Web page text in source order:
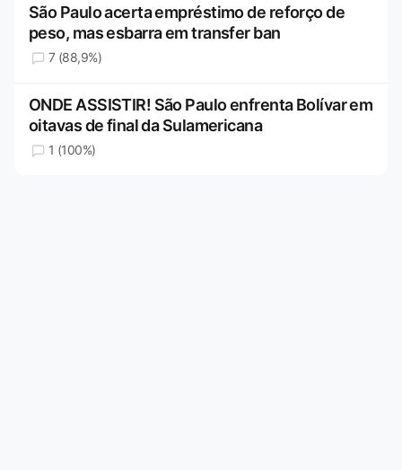
São Paulo acerta empréstimo de reforço de
peso, mas esbarra em transfer ban
7 (88,9%)
ONDE ASSISTIR! São Paulo enfrenta Bolívar em
oitavas de final da Sulamericana
1 (100%)